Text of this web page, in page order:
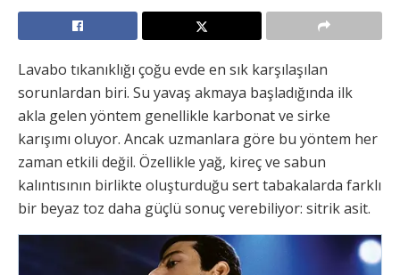
Lavabo tıkanıklığı çoğu evde en sık karşılaşılan
sorunlardan biri. Su yavaş akmaya başladığında ilk
akla gelen yöntem genellikle karbonat ve sirke
karışımı oluyor. Ancak uzmanlara göre bu yöntem her
zaman etkili değil. Özellikle yağ, kireç ve sabun
kalıntısının birlikte oluşturduğu sert tabakalarda farklı
bir beyaz toz daha güçlü sonuç verebiliyor: sitrik asit.